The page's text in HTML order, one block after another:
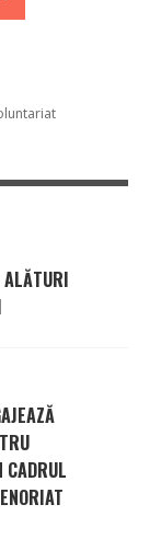
ALĂTURI
CADRUL